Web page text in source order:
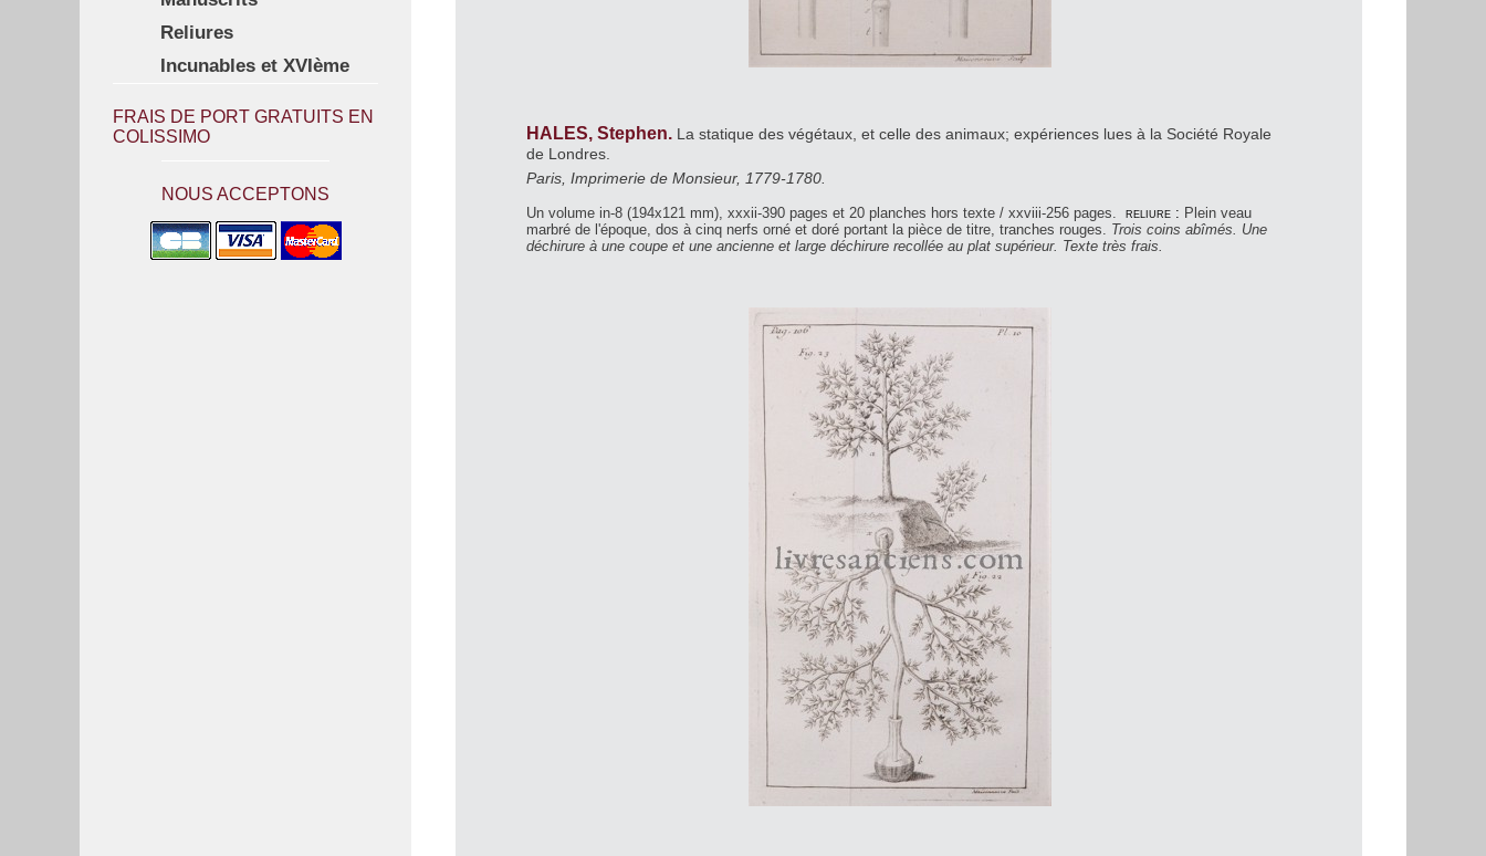
Reliures
Incunables et XVIème
FRAIS DE PORT GRATUITS EN
COLISSIMO
NOUS ACCEPTONS
HALES, Stephen. La statique des végétaux, et celle des animaux; expériences lues à la Société Royale
de Londres.
Paris, Imprimerie de Monsieur, 1779-1780.
Un volume in-8 (194x121 mm), xxxii-390 pages et 20 planches hors texte / xxviii-256 pages. reliure : Plein veau
marbré de l'époque, dos à cinq nerfs orné et doré portant la pièce de titre, tranches rouges. Trois coins abîmés. Une
déchirure à une coupe et une ancienne et large déchirure recollée au plat supérieur. Texte très frais.